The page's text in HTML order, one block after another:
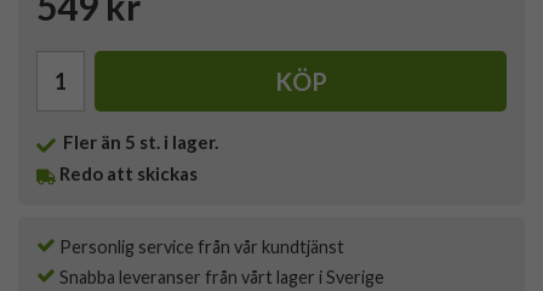
KÖP
Fler än 5 st. i lager.
Redo att skickas
Personlig service från vår kundtjänst
Snabba leveranser från vårt lager i Sverige